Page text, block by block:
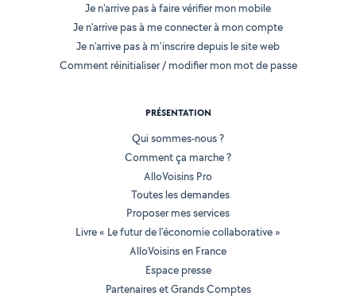
Je n'arrive pas à faire vérifier mon mobile
Je n'arrive pas à me connecter à mon compte
Je n'arrive pas à m'inscrire depuis le site web
Comment réinitialiser / modifier mon mot de passe
PRÉSENTATION
Qui sommes-nous ?
Comment ça marche ?
AlloVoisins Pro
Toutes les demandes
Proposer mes services
Livre « Le futur de l'économie collaborative »
AlloVoisins en France
Espace presse
Partenaires et Grands Comptes